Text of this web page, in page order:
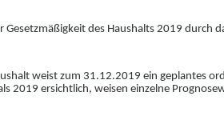
Gesetzmäßigkeit des Haushalts 2019 durch
weist zum 31.12.2019 ein geplantes
2019 ersichtlich, weisen einzelne